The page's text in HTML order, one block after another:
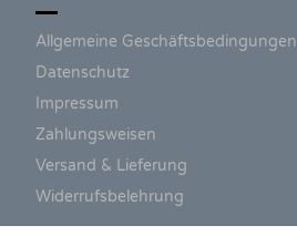
Allgemeine Geschäftsbedingungen
Datenschutz
Impressum
Zahlungsweisen
Versand & Lieferung
Widerrufsbelehrung